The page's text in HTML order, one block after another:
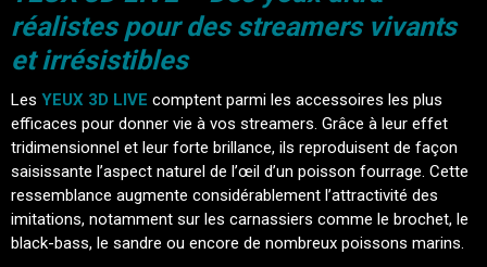
réalistes pour des streamers vivants
et irrésistibles
Les YEUX 3D LIVE comptent parmi les accessoires les plus
efficaces pour donner vie à vos streamers. Grâce à leur effet
tridimensionnel et leur forte brillance, ils reproduisent de façon
saisissante l’aspect naturel de l’œil d’un poisson fourrage. Cette
ressemblance augmente considérablement l’attractivité des
imitations, notamment sur les carnassiers comme le brochet, le
black-bass, le sandre ou encore de nombreux poissons marins.